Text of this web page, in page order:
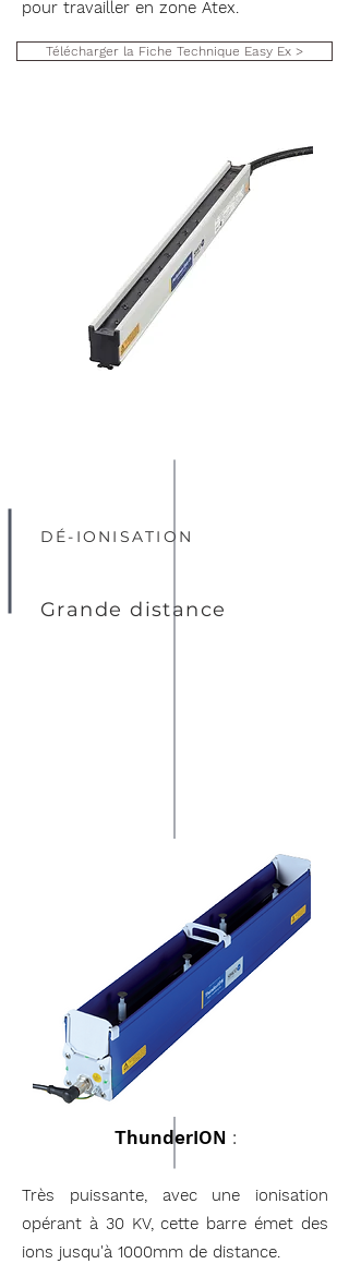
pour travailler en zone Atex.
Télécharger la Fiche Technique Easy Ex >
DÉ-IONISATION
Grande distance
ThunderION :
Très puissante, avec une ionisation
opérant à 30 KV, cette barre émet des
ions jusqu'à 1000mm de distance.